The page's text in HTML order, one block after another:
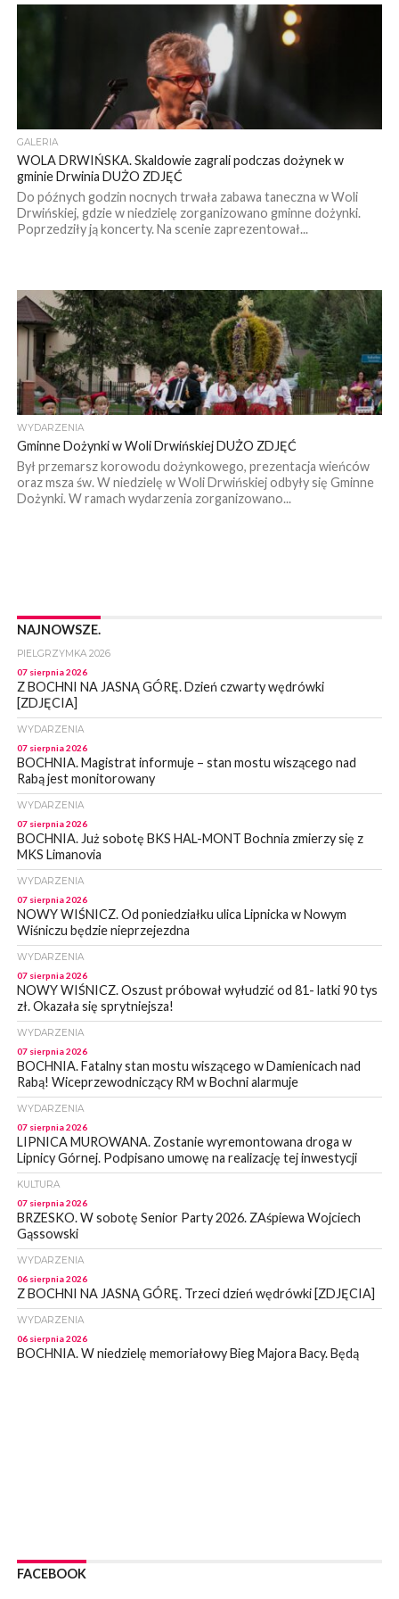
GALERIA
WOLA DRWIŃSKA. Skaldowie zagrali podczas dożynek w
gminie Drwinia DUŻO ZDJĘĆ
Do późnych godzin nocnych trwała zabawa taneczna w Woli
Drwińskiej, gdzie w niedzielę zorganizowano gminne dożynki.
Poprzedziły ją koncerty. Na scenie zaprezentował...
WYDARZENIA
Gminne Dożynki w Woli Drwińskiej DUŻO ZDJĘĆ
Był przemarsz korowodu dożynkowego, prezentacja wieńców
oraz msza św. W niedzielę w Woli Drwińskiej odbyły się Gminne
Dożynki. W ramach wydarzenia zorganizowano...
NAJNOWSZE.
PIELGRZYMKA 2026
07 sierpnia 2026
Z BOCHNI NA JASNĄ GÓRĘ. Dzień czwarty wędrówki
[ZDJĘCIA]
WYDARZENIA
07 sierpnia 2026
BOCHNIA. Magistrat informuje – stan mostu wiszącego nad
Rabą jest monitorowany
WYDARZENIA
07 sierpnia 2026
BOCHNIA. Już sobotę BKS HAL-MONT Bochnia zmierzy się z
MKS Limanovia
WYDARZENIA
07 sierpnia 2026
NOWY WIŚNICZ. Od poniedziałku ulica Lipnicka w Nowym
Wiśniczu będzie nieprzejezdna
WYDARZENIA
07 sierpnia 2026
NOWY WIŚNICZ. Oszust próbował wyłudzić od 81- latki 90 tys
zł. Okazała się sprytniejsza!
WYDARZENIA
07 sierpnia 2026
BOCHNIA. Fatalny stan mostu wiszącego w Damienicach nad
Rabą! Wiceprzewodniczący RM w Bochni alarmuje
WYDARZENIA
07 sierpnia 2026
LIPNICA MUROWANA. Zostanie wyremontowana droga w
Lipnicy Górnej. Podpisano umowę na realizację tej inwestycji
KULTURA
07 sierpnia 2026
BRZESKO. W sobotę Senior Party 2026. ZAśpiewa Wojciech
Gąssowski
WYDARZENIA
06 sierpnia 2026
Z BOCHNI NA JASNĄ GÓRĘ. Trzeci dzień wędrówki [ZDJĘCIA]
WYDARZENIA
06 sierpnia 2026
BOCHNIA. W niedzielę memoriałowy Bieg Majora Bacy. Będą
06 sierpnia 2026
POWIAT BRZESKI. W Wytrzyszczce karetka zderzyła się z
FACEBOOK